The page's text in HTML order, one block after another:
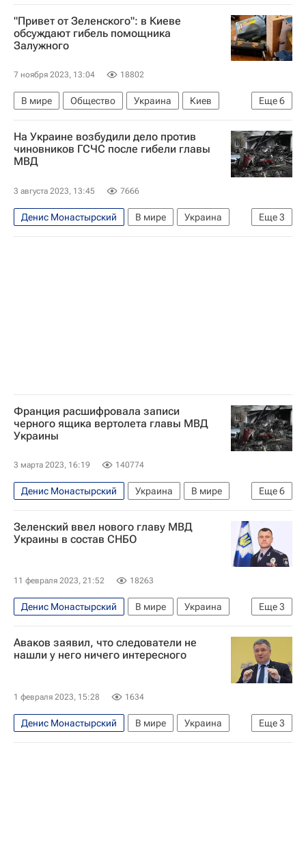
Бровары
Александр Дубинский
Владимир Зеленский
Верховная Рада Украины
"Привет от Зеленского": в Киеве
обсуждают гибель помощника
Залужного
7 ноября 2023, 13:04 18802
Еще6
В мире Общество Украина
Киев
Россия
Владимир Зеленский
Валерий Залужный
Геннадий Частяков
Вооруженные силы Украины
На Украине возбудили дело против
чиновников ГСЧС после гибели главы
МВД
3 августа 2023, 13:45 7666
Еще3
Денис Монастырский В мире
Украина
Бровары
МВД Украины Евгений Енин
Франция расшифровала записи
черного ящика вертолета главы МВД
Украины
3 марта 2023, 16:19 140774
Еще6
Денис Монастырский Украина
В мире
МВД Украины
Денис Шмыгаль
Бровары
Франция
Евгений Енин Киевская область
Зеленский ввел нового главу МВД
Украины в состав СНБО
11 февраля 2023, 21:52 18263
Еще3
Денис Монастырский В мире
Украина
Владимир Зеленский
Аваков заявил, что следователи не
нашли у него ничего интересного
1 февраля 2023, 15:28 1634
Еще3
Денис Монастырский В мире
Украина
Киевская область
Арсен Аваков